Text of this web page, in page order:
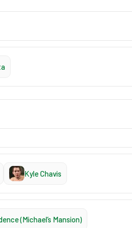
Kyle Chavis
(Michael’s Mansion)